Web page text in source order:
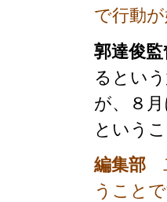
で行動
郭達俊監
るとい
が、８
という
編集部
うこと